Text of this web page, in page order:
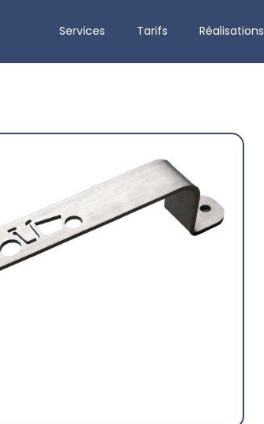
Services Tarifs Réalisations